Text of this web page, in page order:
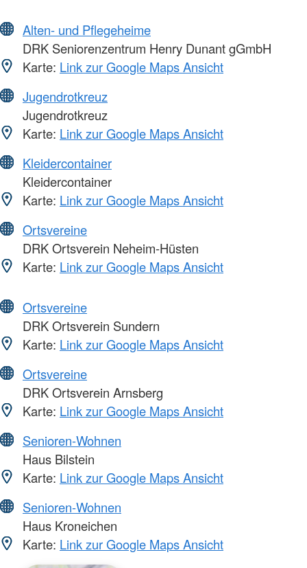
Alten- und Pflegeheime
DRK Seniorenzentrum Henry Dunant gGmbH
Karte: Link zur Google Maps Ansicht
Jugendrotkreuz
Jugendrotkreuz
Karte: Link zur Google Maps Ansicht
Kleidercontainer
Kleidercontainer
Karte: Link zur Google Maps Ansicht
Ortsvereine
DRK Ortsverein Neheim-Hüsten
Karte: Link zur Google Maps Ansicht
Ortsvereine
DRK Ortsverein Sundern
Karte: Link zur Google Maps Ansicht
Ortsvereine
DRK Ortsverein Arnsberg
Karte: Link zur Google Maps Ansicht
Senioren-Wohnen
Haus Bilstein
Karte: Link zur Google Maps Ansicht
Senioren-Wohnen
Haus Kroneichen
Karte: Link zur Google Maps Ansicht